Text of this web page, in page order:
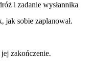
i zadanie wysłannika
jak sobie zaplanował.
zakończenie.